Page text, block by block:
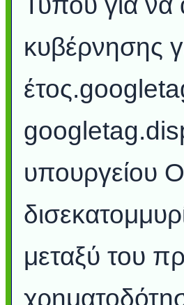
κυβέρνησης
υπουργείου
μεταξύ του